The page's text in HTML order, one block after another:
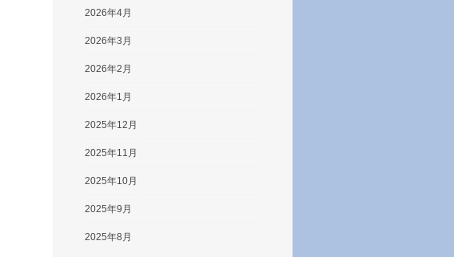
2026年4月
2026年3月
2026年2月
2026年1月
2025年12月
2025年11月
2025年10月
2025年9月
2025年8月